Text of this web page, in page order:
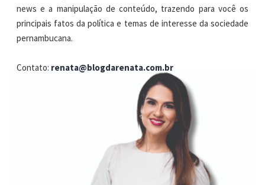
news e a manipulação de conteúdo, trazendo para você os
principais fatos da política e temas de interesse da sociedade
pernambucana.
Contato: renata@blogdarenata.com.br